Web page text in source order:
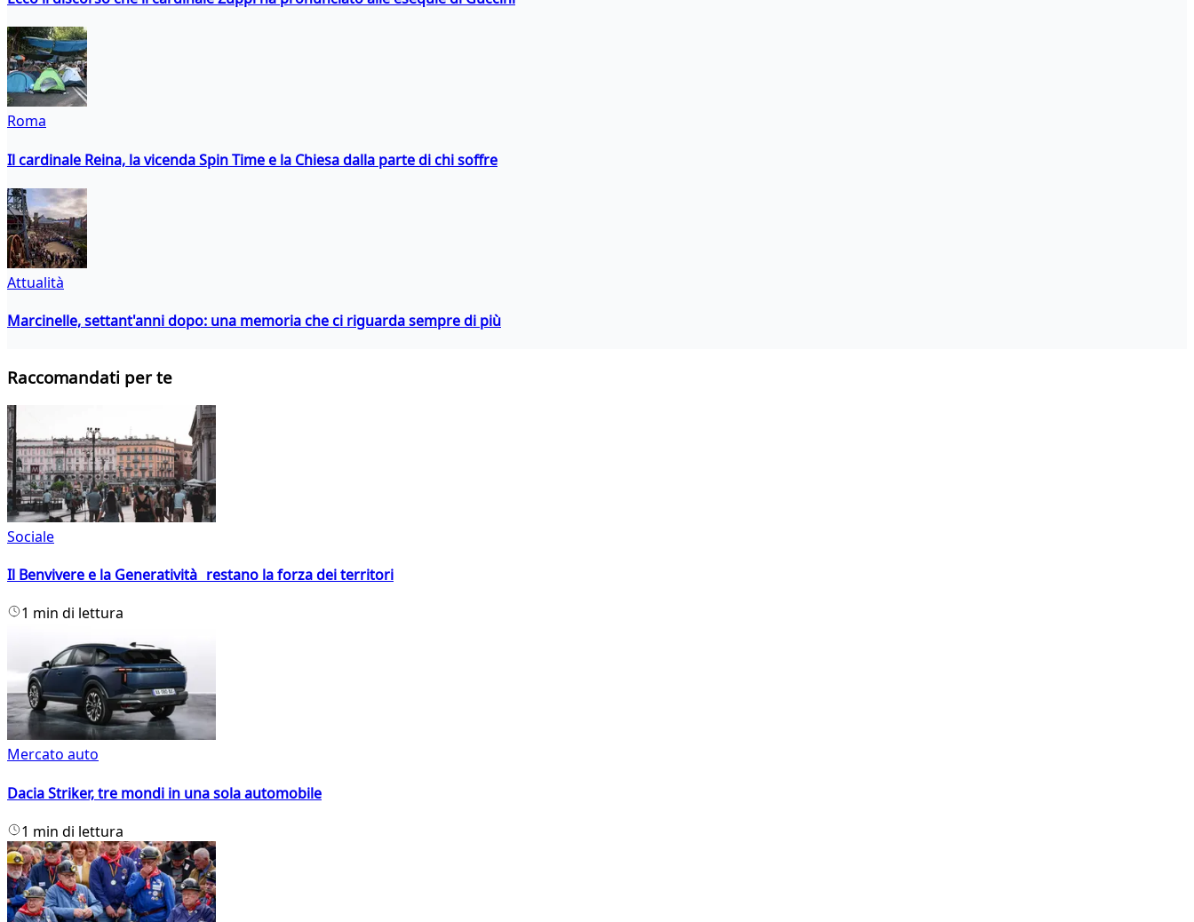
Roma
Il cardinale Reina, la vicenda Spin Time e la Chiesa dalla parte di chi soffre
Attualità
Marcinelle, settant'anni dopo: una memoria che ci riguarda sempre di più
Raccomandati per te
Sociale
Il Benvivere e la Generatività restano la forza dei territori
1 min di lettura
Mercato auto
Dacia Striker, tre mondi in una sola automobile
1 min di lettura